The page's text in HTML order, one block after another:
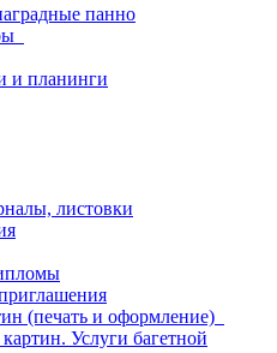
панно
и планинги
листовки
(печать и оформление)
Услуги багетной